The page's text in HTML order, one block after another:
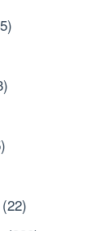
(22)